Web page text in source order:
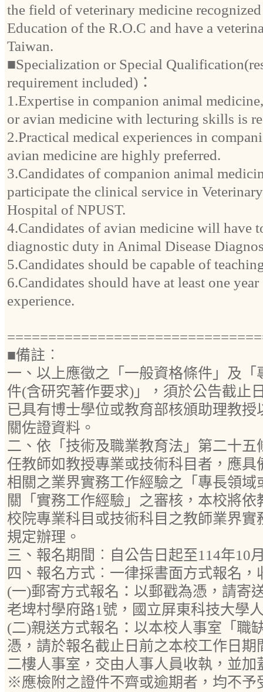
the field of veterinary medicine
Education of the R.O.C and have a
Taiwan.
■Specialization or Special
requirement included)：
1.Expertise in companion animal
or avian medicine with lecturing skills is
2.Practical medical experiences in
avian medicine are highly preferred.
3.Candidates of companion animal
participate the clinical service in
Hospital of NPUST.
4.Candidates of avian medicine will have
diagnostic duty in Animal Disease
5.Candidates should be capable of
6.Candidates should have at least one
experience.
■備註︰
一、以上應徵之「一般資格條件」及
件(含研究著作要求)」，須於公告截止
已具有博士學位或教育部核頒助理教
關佐證資料。
二、依「技術及職業教育法」第二十
任教師如教授專業或技術科目者，應具
相關之業界實務工作經驗之「專長領
關「實務工作經驗」之審核，本校將
校院專業科目或技術科目之教師業界
規定辦理。
三、報名期間︰自公告日起至114年10
四、報名方式︰一律採書面方式報名
(一)郵寄方式報名：以郵戳為憑，請寄
老埤村學府路1號，國立屏東科技大學
(二)親送方式報名：以本校人事室「職
憑，請於報名截止日前之本校工作日
二樓人事室，交由人事人員收執，並加
※應檢附之證件不齊或逾期者，均不